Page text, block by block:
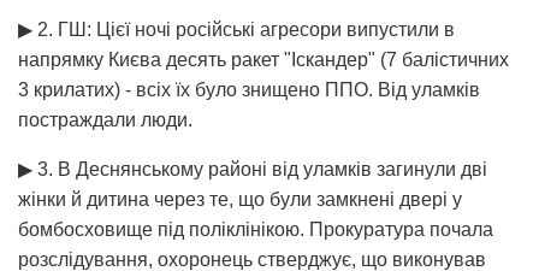
▶ 2. ГШ: Цієї ночі російські агресори випустили в
напрямку Києва десять ракет "Іскандер" (7 балістичних
3 крилатих) - всіх їх було знищено ППО. Від уламків
постраждали люди.
▶ 3. В Деснянському районі від уламків загинули дві
жінки й дитина через те, що були замкнені двері у
бомбосховище під поліклінікою. Прокуратура почала
розслідування, охоронець стверджує, що виконував